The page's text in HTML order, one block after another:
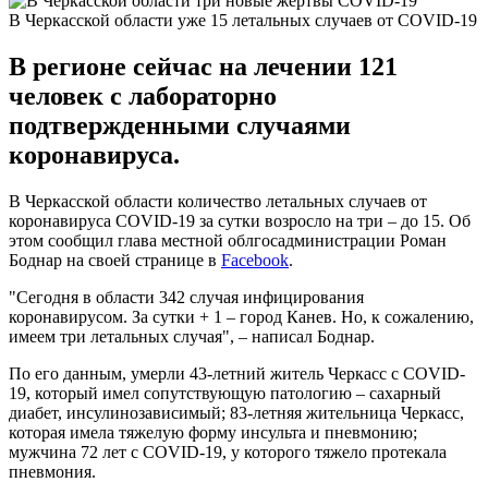
В Черкасской области уже 15 летальных случаев от COVID-19
В регионе сейчас на лечении 121
человек с лабораторно
подтвержденными случаями
коронавируса.
В Черкасской области количество летальных случаев от
коронавируса COVID-19 за сутки возросло на три – до 15. Об
этом сообщил глава местной облгосадминистрации Роман
Боднар на своей странице в Facebook.
"Сегодня в области 342 случая инфицирования
коронавирусом. За сутки + 1 – город Канев. Но, к сожалению,
имеем три летальных случая", – написал Боднар.
По его данным, умерли 43-летний житель Черкасс с COVID-
19, который имел сопутствующую патологию – сахарный
диабет, инсулинозависимый; 83-летняя жительница Черкасс,
которая имела тяжелую форму инсульта и пневмонию;
мужчина 72 лет с COVID-19, у которого тяжело протекала
пневмония.